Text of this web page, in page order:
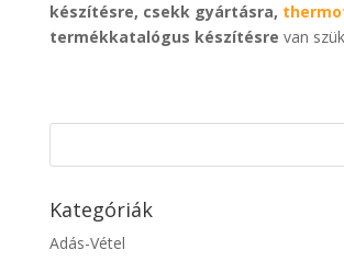
készítésre, csekk gyártásra,
termékkatalógus készítésre van
Kategóriák
Adás-Vétel